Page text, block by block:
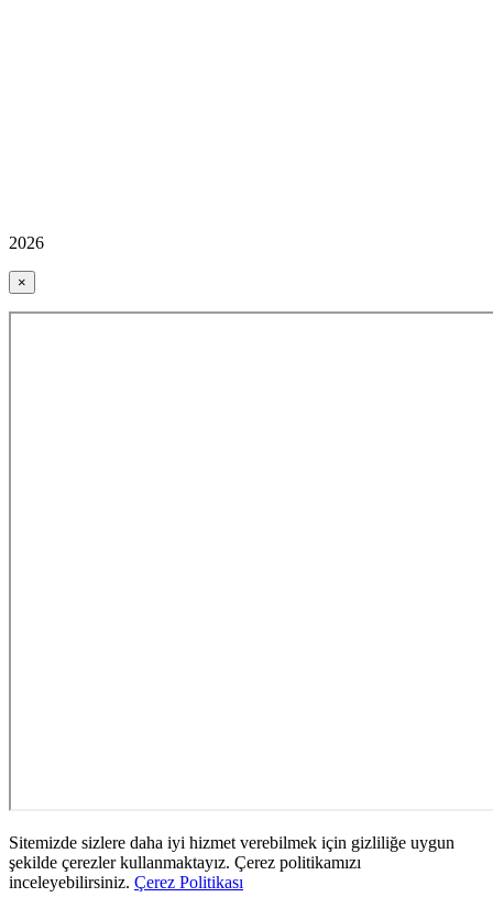
2026
×
Sitemizde sizlere daha iyi hizmet verebilmek için gizliliğe uygun
şekilde çerezler kullanmaktayız. Çerez politikamızı
inceleyebilirsiniz. Çerez Politikası